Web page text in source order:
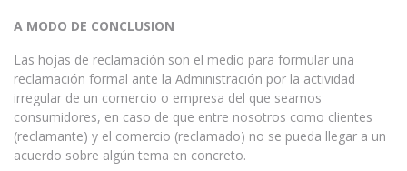
A MODO DE CONCLUSION
Las hojas de reclamación son el medio para formular una
reclamación formal ante la Administración por la actividad
irregular de un comercio o empresa del que seamos
consumidores, en caso de que entre nosotros como clientes
(reclamante) y el comercio (reclamado) no se pueda llegar a un
acuerdo sobre algún tema en concreto.